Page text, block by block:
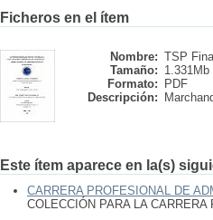
Ficheros en el ítem
Nombre: TSP
Tamaño: 1.331Mb
Formato:
PDF
Descripción:
Este ítem aparece en la(s)
CARRERA PROFESIONAL DE
COLECCIÓN PARA LA